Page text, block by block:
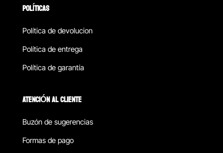
POLÍTICAS
Política de devolucion
Política de entrega
Política de garantía
ATENCIÓN AL CLIENTE
Buzón de sugerencias
Formas de pago